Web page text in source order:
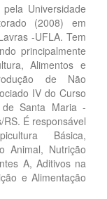
Universidade
(2008) em
-UFLA. Tem
principalmente
Alimentos e
de Não
IV do Curso
Santa Maria -
É responsável
Básica,
Animal, Nutrição
A, Aditivos na
e Alimentação